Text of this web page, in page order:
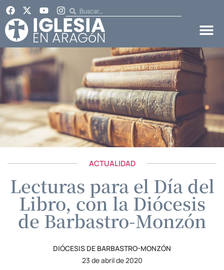
ACTUALIDAD
Lecturas para el Día del
Libro, con la Diócesis
de Barbastro-Monzón
DIÓCESIS DE BARBASTRO-MONZÓN
23 de abril de 2020